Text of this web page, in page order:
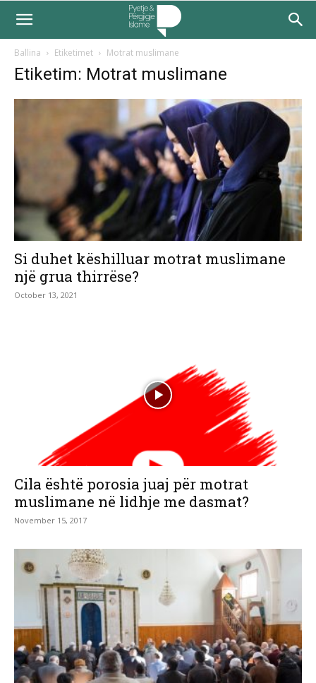
Ballina Etiketimet Motrat muslimane
Etiketim: Motrat muslimane
Si duhet këshilluar motrat muslimane
një grua thirrëse?
October 13, 2021
Cila është porosia juaj për motrat
muslimane në lidhje me dasmat?
November 15, 2017